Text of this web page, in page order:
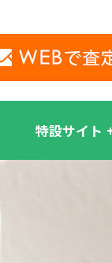
特設サイト